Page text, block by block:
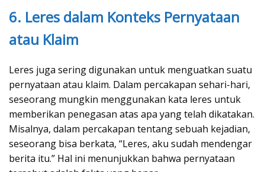
6. Leres dalam Konteks Pernyataan
atau Klaim
Leres juga sering digunakan untuk menguatkan suatu
pernyataan atau klaim. Dalam percakapan sehari-hari,
seseorang mungkin menggunakan kata leres untuk
memberikan penegasan atas apa yang telah dikatakan.
Misalnya, dalam percakapan tentang sebuah kejadian,
seseorang bisa berkata, “Leres, aku sudah mendengar
berita itu.” Hal ini menunjukkan bahwa pernyataan